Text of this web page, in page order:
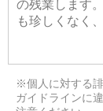
※個人に対する
ガイドラインに